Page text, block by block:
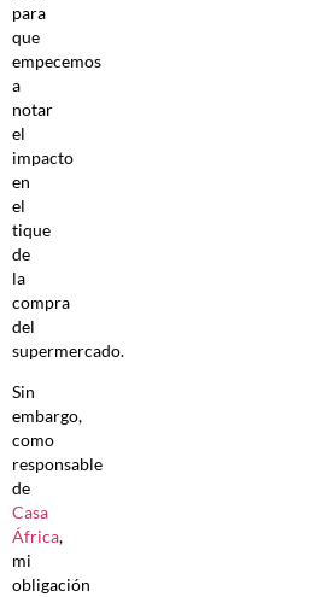
para
que
empecemos
a
notar
el
impacto
en
el
tique
de
la
compra
del
supermercado.
Sin
embargo,
como
responsable
de
Casa
África,
mi
obligación